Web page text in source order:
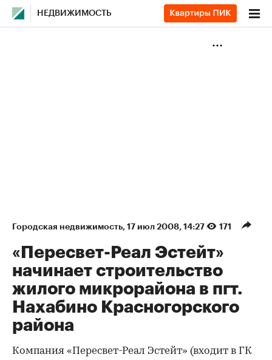
НЕДВИЖИМОСТЬ
Городская недвижимость⁠, 17 июл 2008, 14:27 171
«Пересвет-Реал Эстейт»
начинает строительство
жилого микрорайона в пгт.
Нахабино Красногорского
района
Компания «Пересвет-Реал Эстейт» (входит в ГК